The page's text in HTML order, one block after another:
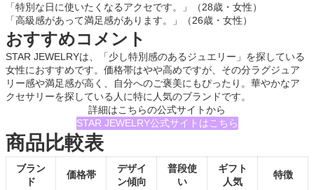
「特別な日に使いたくなるアクセです。」（28歳・女性）
「高級感があって満足感があります。」（26歳・女性）
おすすめコメント
STAR JEWELRYは、「少し特別感のあるジュエリー」を探している
女性におすすめです。価格帯はやや高めですが、その分ラグジュア
リー感や満足感が高く、自分へのご褒美にもぴったり。華やかなア
クセサリーを探している人に特に人気のブランドです。
詳細はこちらの公式サイトから
STAR JEWELRY公式サイトはこちら
商品比較表
ブラン
ド
価格帯
デザイ
ン傾向
普段使
い
ギフト
人気
特徴